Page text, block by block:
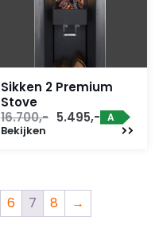
Sikken 2 Premium
Stove
16.700,- Oorspronkelijke
5.495,- Huidige
prijs
A
Bekijken
6 7 8 →